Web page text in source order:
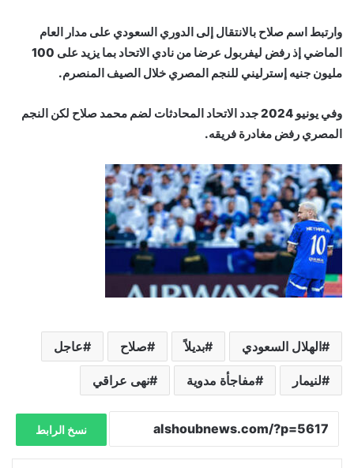
وارتبط اسم صلاح بالانتقال إلى الدوري السعودي على مدار العام
الماضي إذ رفض ليفربول عرضا من نادي الاتحاد بما يزيد على 100
مليون جنيه إسترليني للنجم المصري خلال الصيف المنصرم.
وفي يونيو 2024 جدد الاتحاد المحادثات لضم محمد صلاح لكن النجم
المصري رفض مغادرة فريقه.
الهلال السعودي بديلاً صلاح عاجل
لنيمار مفاجأة مدوية نهى عراقي
نسخ الرابط